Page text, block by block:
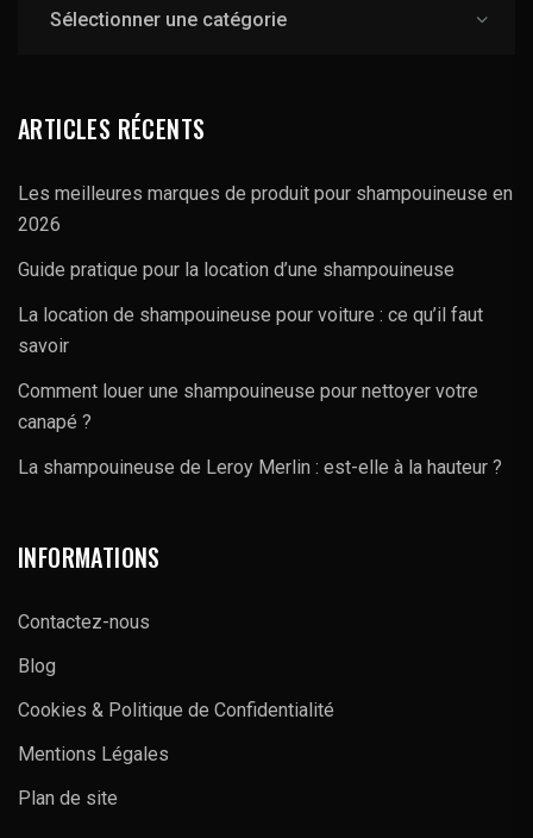
ARTICLES RÉCENTS
Les meilleures marques de produit pour shampouineuse en
2026
Guide pratique pour la location d’une shampouineuse
La location de shampouineuse pour voiture : ce qu’il faut
savoir
Comment louer une shampouineuse pour nettoyer votre
canapé ?
La shampouineuse de Leroy Merlin : est-elle à la hauteur ?
INFORMATIONS
Contactez-nous
Blog
Cookies & Politique de Confidentialité
Mentions Légales
Plan de site